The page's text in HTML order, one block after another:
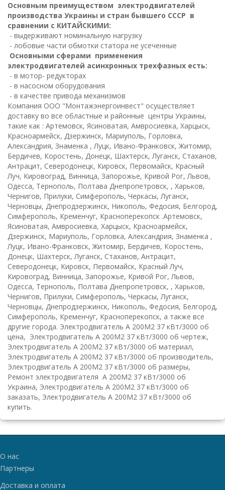
Основным преимуществом электродвигателей
производства Украины и стран бывшего СССР в
сравнении с КИТАЙСКИМИ:
- выдерживают номинальную нагрузку
- лобовые части обмотки статора не усеченные
Основными сферами применения
электродвигателей асинхронных трехфазных есть:
- в мотор- редукторах
- в насосном оборудования
- в качестве привода механизмов
Компания ООО "Монтажэнергоинвест" осуществляет
доставку во все областные и районные центры Украины,
такие как : Артемовск, Ясиноватая, Амвросиевка, Харцыск,
Красноармейск, Дзержинск, Мариуполь, Горловка,
Александрия, Знаменка , Луцк, Ивано-Франковск, Житомир,
Бердичев, Коростень, Донецк, Шахтерск, Луганск, Стаханов,
Антрацит, Северодонецк, Кировск, Первомайск, Красный
Луч, Кировоград, Винница, Запорожье, Кривой Рог, Львов,
Одесса, Тернополь, Полтава Днепропетровск, , Харьков,
Чернигов, Прилуки, Симферополь, Черкасы, Луганск,
Черновцы, Днепродзержинск, Никополь, Федосия, Белгород,
Симферополь, Кременчуг, Красноперекопск .Артемовск,
Ясиноватая, Амвросиевка, Харцыск, Красноармейск,
Дзержинск, Мариуполь, Горловка, Александрия, Знаменка ,
Луцк, Ивано-Франковск, Житомир, Бердичев, Коростень,
Донецк, Шахтерск, Луганск, Стаханов, Антрацит,
Северодонецк, Кировск, Первомайск, Красный Луч,
Кировоград, Винница, Запорожье, Кривой Рог, Львов,
Одесса, Тернополь, Полтава Днепропетровск, , Харьков,
Чернигов, Прилуки, Симферополь, Черкасы, Луганск,
Черновцы, Днепродзержинск, Никополь, Федосия, Белгород,
Симферополь, Кременчуг, Красноперекопск, а также все
другие города. Электродвигатель А 200M2 37 кВт/3000 об
цена, Электродвигатель А 200M2 37 кВт/3000 об чертеж,
Электродвигатель А 200M2 37 кВт/3000 об материал,
Электродвигатель А 200M2 37 кВт/3000 об производитель,
Электродвигатель А 200M2 37 кВт/3000 об размеры,
Ремонт электродвигателя А 200M2 37 кВт/3000 об
Украина, Электродвигатель А 200M2 37 кВт/3000 об
заказать, Электродвигатель А 200M2 37 кВт/3000 об
купить.
О нас
Партнеры
Доставка и оплата